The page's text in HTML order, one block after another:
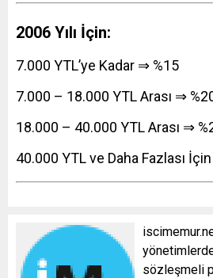
2006 Yılı İçin:
7.000 YTL’ye Kadar ⇒ %15
7.000 – 18.000 YTL Arası ⇒
18.000 – 40.000 YTL Arası ⇒
40.000 YTL ve Daha Fazlası
sözleşmeli